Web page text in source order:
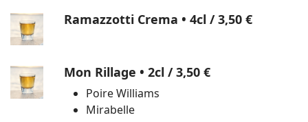
Ramazzotti Crema • 4cl / 3,50 €
Mon Rillage • 2cl / 3,50 €
Poire Williams
Mirabelle